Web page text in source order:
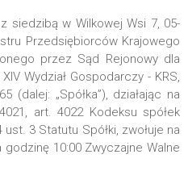
siedzibą w Wilkowej Wsi 7, 05-
Przedsiębiorców Krajowego
przez Sąd Rejonowy dla
Wydział Gospodarczy - KRS,
(dalej: „Spółka”), działając na
art. 4022 Kodeksu spółek
3 Statutu Spółki, zwołuje na
10:00 Zwyczajne Walne